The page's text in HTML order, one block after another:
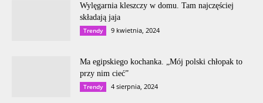
Wylęgarnia kleszczy w domu. Tam najczęściej
składają jaja
Trendy 9 kwietnia, 2024
Ma egipskiego kochanka. „Mój polski chłopak to
przy nim cieć”
Trendy 4 sierpnia, 2024